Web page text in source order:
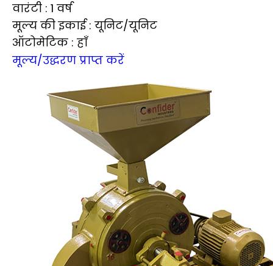
वारंटी : 1 वर्ष
मूल्य की इकाई : यूनिट/यूनिट
ऑटोमेटिक : हाँ
मूल्य/उद्धरण प्राप्त करें